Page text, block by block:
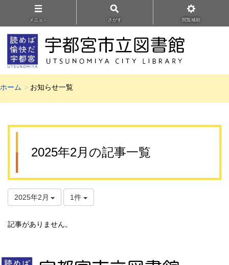
メニュ－ さがす 閲覧補助
ホーム お知らせ一覧
2025年2月の記事一覧
2025年2月 1件
記事がありません。